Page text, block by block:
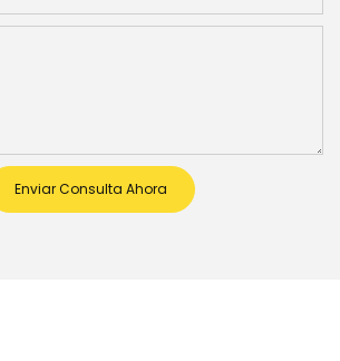
Enviar Consulta Ahora